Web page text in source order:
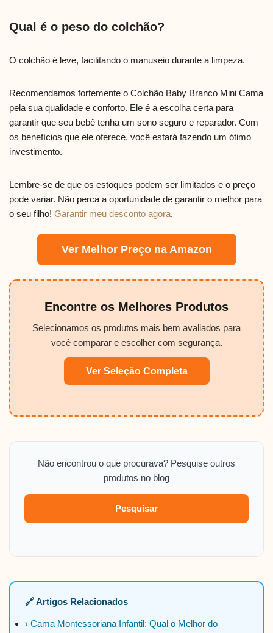
Qual é o peso do colchão?
O colchão é leve, facilitando o manuseio durante a limpeza.
Recomendamos fortemente o Colchão Baby Branco Mini Cama
pela sua qualidade e conforto. Ele é a escolha certa para
garantir que seu bebê tenha um sono seguro e reparador. Com
os benefícios que ele oferece, você estará fazendo um ótimo
investimento.
Lembre-se de que os estoques podem ser limitados e o preço
pode variar. Não perca a oportunidade de garantir o melhor para
o seu filho! Garantir meu desconto agora.
Ver Melhor Preço na Amazon
Encontre os Melhores Produtos
Selecionamos os produtos mais bem avaliados para
você comparar e escolher com segurança.
Ver Seleção Completa
Não encontrou o que procurava? Pesquise outros
produtos no blog
Pesquisar
🔗 Artigos Relacionados
› Cama Montessoriana Infantil: Qual o Melhor do